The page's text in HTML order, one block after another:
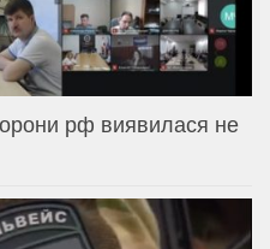
рф виявилася не